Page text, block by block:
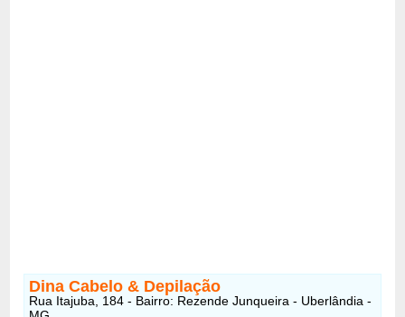
Dina Cabelo & Depilação
Rua Itajuba, 184 - Bairro: Rezende Junqueira - Uberlândia -